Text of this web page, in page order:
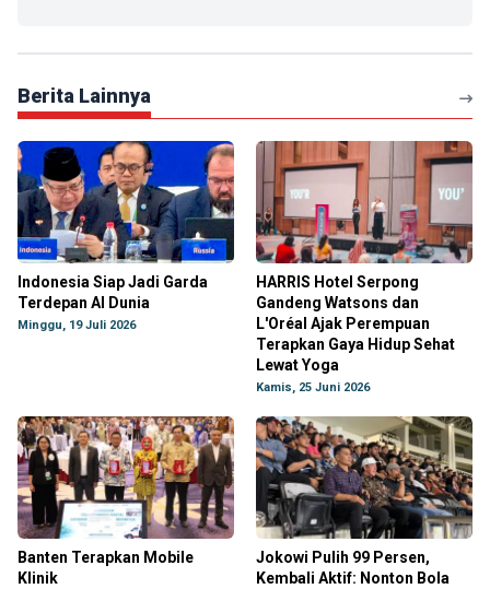
Berita Lainnya
Indonesia Siap Jadi Garda
Terdepan AI Dunia
Minggu, 19 Juli 2026
HARRIS Hotel Serpong
Gandeng Watsons dan
L'Oréal Ajak Perempuan
Terapkan Gaya Hidup Sehat
Lewat Yoga
Kamis, 25 Juni 2026
Banten Terapkan Mobile
Klinik
Jokowi Pulih 99 Persen,
Kembali Aktif: Nonton Bola